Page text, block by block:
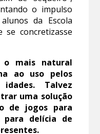
o impulso
da Escola
se concretizasse
o mais natural
ao uso pelos
Talvez
uma solução
de jogos para
delícia de